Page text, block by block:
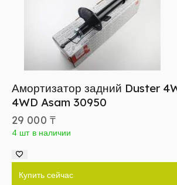
Амортизатор задний Duster
4WD Asam 30950
29 000 ₸
4 шт в наличии
Купить сейчас